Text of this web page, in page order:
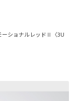
ーショナルレッドⅡ〈3U